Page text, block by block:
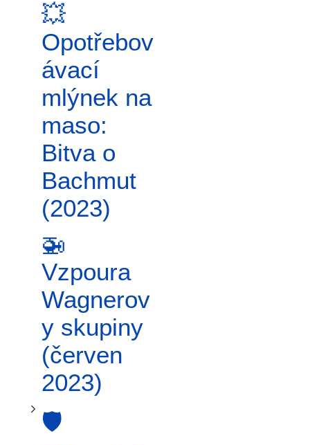
💥
Opotřebov
ávací
mlýnek na
maso:
Bitva o
Bachmut
(2023)
🚁
Vzpoura
Wagnerov
y skupiny
(červen
2023)
🛡️
Přepnout podsekci 🛡️ Zklamání letní protiofenzivy a Surovikinova linie (léto–podzim 2023)